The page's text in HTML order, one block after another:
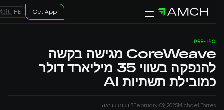
🇮🇱 HE Get App
PRE-IPO
CoreWeave מגישה בקשה
להנפקה בשווי 35 מיליארד דולר
כמובילת תשתיות AI
Michael Torres
February 09, 20253 דקות קריאה